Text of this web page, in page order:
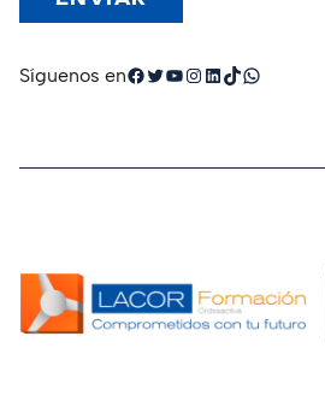
Síguenos enFacebook
Twitter
YouTube
Instagram
LinkedIn
TikTokWhatsApp